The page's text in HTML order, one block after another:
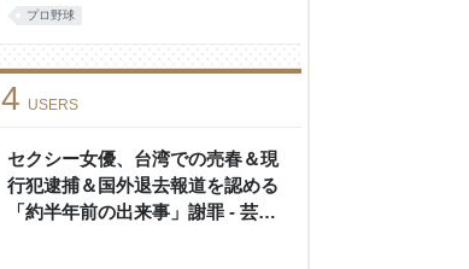
プロ野球
セクシー女優、台湾での売春＆現
行犯逮捕＆国外退去報道を認める
「約半年前の出来事」謝罪 - 芸能
4 USERS